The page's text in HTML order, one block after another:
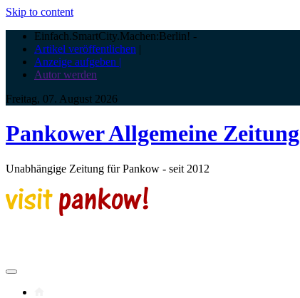
Skip to content
Einfach.SmartCity.Machen:Berlin! -
Artikel veröffentlichen |
Anzeige aufgeben |
Autor werden
Freitag, 07. August 2026
Pankower Allgemeine Zeitung
Unabhängige Zeitung für Pankow - seit 2012